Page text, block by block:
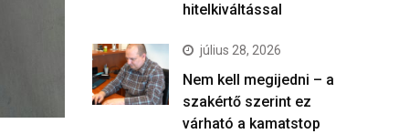
hitelkiváltással
július 28, 2026
Nem kell megijedni – a
szakértő szerint ez
várható a kamatstop